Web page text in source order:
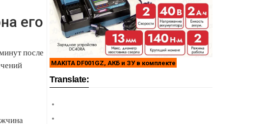
его
после
MAKITA DF001GZ, АКБ и ЗУ в комплекте
Translate: